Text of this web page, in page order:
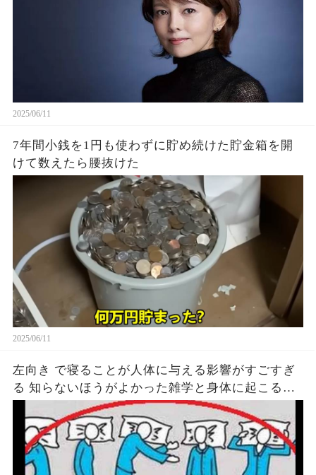
2025/06/11
7年間小銭を1円も使わずに貯め続けた貯金箱を開
けて数えたら腰抜けた
2025/06/11
左向き で寝ることが人体に与える影響がすごすぎ
る 知らないほうがよかった雑学と身体に起こる現
象がヤバい… 驚くべき 大人の 面白いけど知ると後
悔